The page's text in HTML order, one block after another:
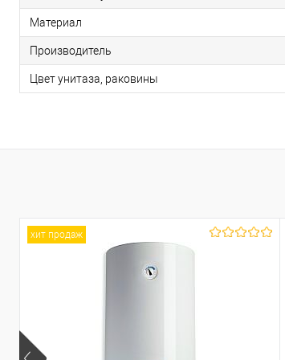
Материал
Производитель
Цвет унитаза, раковины
хит продаж